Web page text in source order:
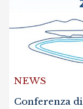
NEWS
Conferenza